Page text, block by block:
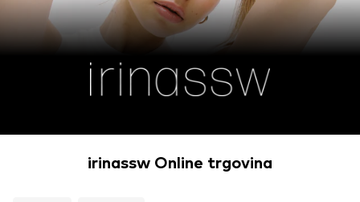
irinassw Online trgovina